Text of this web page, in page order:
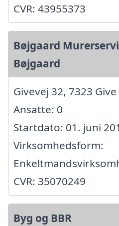
CVR: 43955373
Bøjgaard
Bøjgaard
Givevej 32, 7323 Give
Ansatte: 0
Startdato: 01. juni
Virksomhedsform:
CVR: 35070249
Byg og BBR